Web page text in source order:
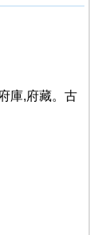
庫,府藏。古